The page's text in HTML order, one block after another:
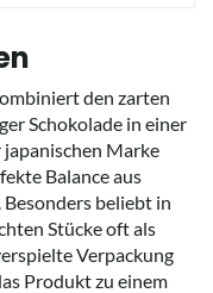
den zarten
Schokolade in einer
Marke
Balance aus
beliebt in
Stücke oft als
Verpackung
Produkt zu einem